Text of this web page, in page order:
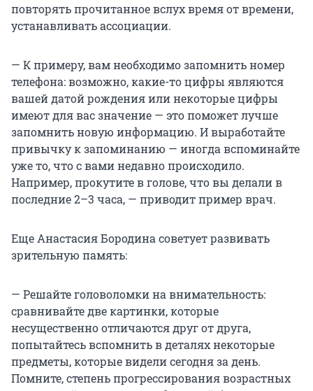
повторять прочитанное вслух время от времени,
устанавливать ассоциации.
— К примеру, вам необходимо запомнить номер
телефона: возможно, какие-то цифры являются
вашей датой рождения или некоторые цифры
имеют для вас значение — это поможет лучше
запомнить новую информацию. И выработайте
привычку к запоминанию — иногда вспоминайте
уже то, что с вами недавно происходило.
Например, прокутите в голове, что вы делали в
последние 2–3 часа, — приводит пример врач.
Еще Анастасия Бородина советует развивать
зрительную память:
— Решайте головоломки на внимательность:
сравнивайте две картинки, которые
несущественно отличаются друг от друга,
попытайтесь вспомнить в деталях некоторые
предметы, которые видели сегодня за день.
Помните, степень прогрессирования возрастных